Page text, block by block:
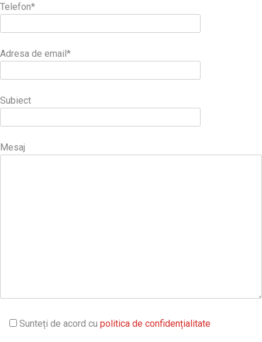
Telefon*
Adresa de email*
Subiect
Mesaj
Sunteți de acord cu politica de confidențialitate